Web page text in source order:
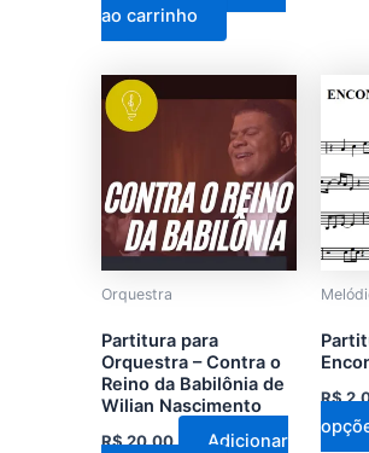
ao carrinho
Orquestra
Partitura para
Orquestra – Contra o
Reino da Babilônia de
Wilian Nascimento
R$20,00
Adicionar
R$